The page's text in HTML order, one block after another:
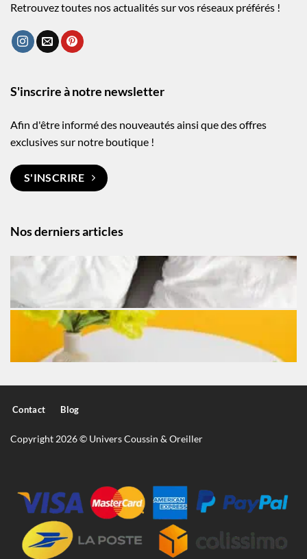
Retrouvez toutes nos actualités sur vos réseaux préférés !
Nos derniers articles
S'inscrire à notre newsletter
Afin d'être informé des nouveautés ainsi que des offres
exclusives sur notre boutique !
S'INSCRIRE
Contact Blog
Copyright 2026 © Univers Coussin & Oreiller